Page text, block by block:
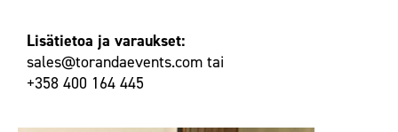
Lisätietoa ja varaukset:
sales@torandaevents.com tai
+358 400 164 445